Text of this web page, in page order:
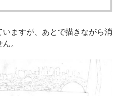
ますが、あとで描きながら消
。